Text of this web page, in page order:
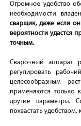
Огромное удобство
необходимости
сварщик, даже если
вероятности удастся
точным.
Сварочный аппарат
регулировать
целесообразным
применяются только
другие параметры.
похвастать